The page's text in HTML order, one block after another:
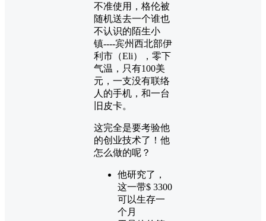
不准使用，格伦被
随机送去一个谁也
不认识的陌生小
镇----宾州西北部伊
利市（Eli），零下
气温，只有100美
元，一支没有联络
人的手机，和一台
旧皮卡。
这完全是要考验他
的创业技术了！他
怎么做的呢？
他研究了，
这一带$ 3300
可以生存一
个月